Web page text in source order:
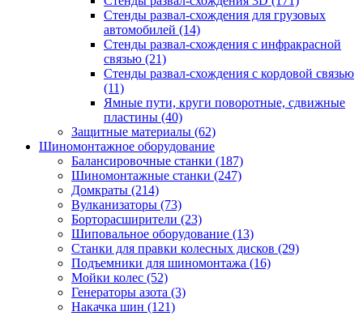
Стенды развал-схождения для грузовых
автомобилей (14)
Стенды развал-схождения с инфракрасной
связью (21)
Стенды развал-схождения с кордовой связью
(11)
Ямные пути, круги поворотные, сдвижные
пластины (40)
Защитные материалы (62)
Шиномонтажное оборудование
Балансировочные станки (187)
Шиномонтажные станки (247)
Домкраты (214)
Вулканизаторы (73)
Борторасширители (23)
Шиповальное оборудование (13)
Станки для правки колесных дисков (29)
Подъемники для шиномонтажа (16)
Мойки колес (52)
Генераторы азота (3)
Накачка шин (121)